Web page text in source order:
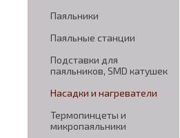
Паяльники
Паяльные станции
Подставки для
паяльников, SMD катушек
Насадки и нагреватели
Термопинцеты и
микропаяльники